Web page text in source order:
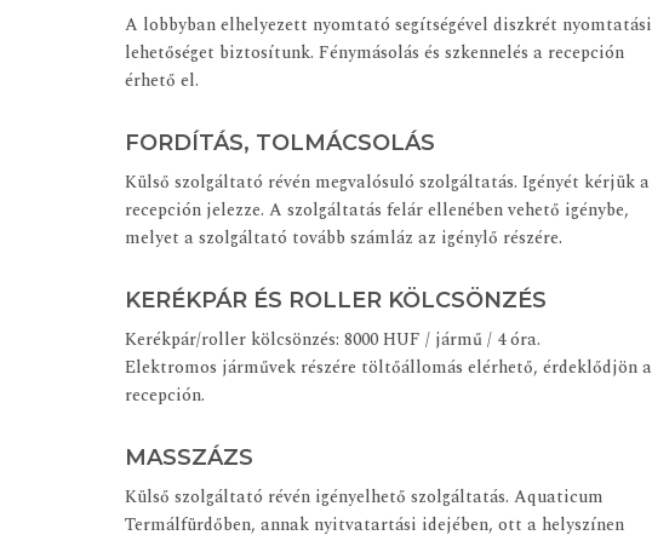
A lobbyban elhelyezett nyomtató segítségével diszkrét nyomtatási
lehetőséget biztosítunk. Fénymásolás és szkennelés a recepción
érhető el.
FORDÍTÁS, TOLMÁCSOLÁS
Külső szolgáltató révén megvalósuló szolgáltatás. Igényét kérjük a
recepción jelezze. A szolgáltatás felár ellenében vehető igénybe,
melyet a szolgáltató tovább számláz az igénylő részére.
KERÉKPÁR ÉS ROLLER KÖLCSÖNZÉS
Kerékpár/roller kölcsönzés: 8000 HUF / jármű / 4 óra.
Elektromos járművek részére töltőállomás elérhető, érdeklődjön a
recepción.
MASSZÁZS
Külső szolgáltató révén igényelhető szolgáltatás. Aquaticum
Termálfürdőben, annak nyitvatartási idejében, ott a helyszínen